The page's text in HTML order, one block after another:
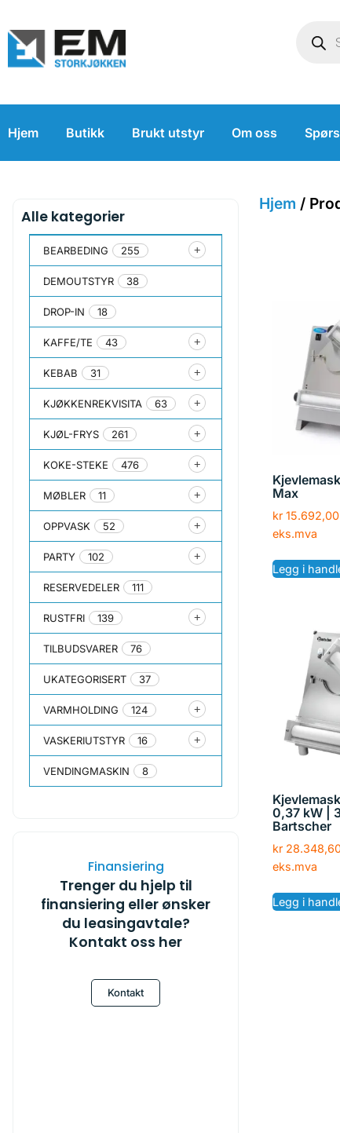
Hjem Butikk Brukt utstyr Om oss
Alle kategorier
BEARBEDING 255
DEMOUTSTYR 38
DROP-IN 18
KAFFE/TE 43
KEBAB 31
KJØKKENREKVISITA 63
KJØL-FRYS 261
KOKE-STEKE 476
MØBLER 11
OPPVASK 52
PARTY 102
RESERVEDELER 111
RUSTFRI 139
TILBUDSVARER 76
UKATEGORISERT 37
VARMHOLDING 124
VASKERIUTSTYR 16
VENDINGMASKIN 8
Finansiering
Trenger du hjelp til
finansiering eller ønsker
du leasingavtale?
Kontakt oss her
Kontakt
Hjem /
Max
kr 15.692,00
eks.mva
Legg i
0,37 kW |
Bartscher
kr
eks.mva
Legg i